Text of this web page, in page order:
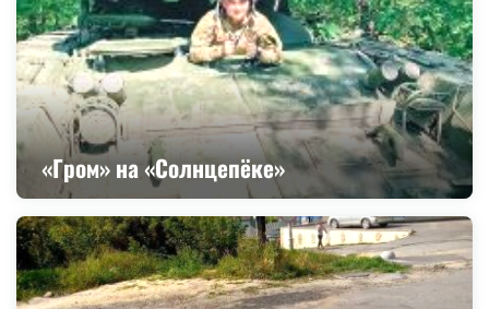
«Гром» на «Солнцепёке»